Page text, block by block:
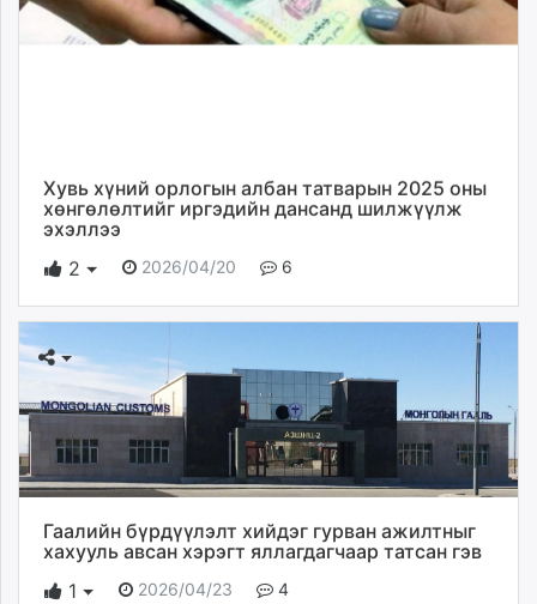
Хувь хүний орлогын албан татварын 2025 оны
хөнгөлөлтийг иргэдийн дансанд шилжүүлж
эхэллээ
2
2026/04/20 6
Гаалийн бүрдүүлэлт хийдэг гурван ажилтныг
хахууль авсан хэрэгт яллагдагчаар татсан гэв
1
2026/04/23 4